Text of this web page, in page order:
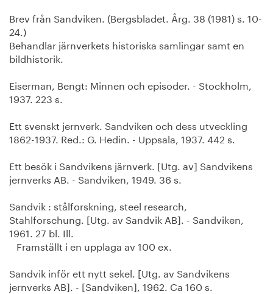
Brev från Sandviken. (Bergsbladet. Årg. 38 (1981) s. 10-
24.)
Behandlar järnverkets historiska samlingar samt en
bildhistorik.
Eiserman, Bengt: Minnen och episoder. - Stockholm,
1937. 223 s.
Ett svenskt jernverk. Sandviken och dess utveckling
1862-1937. Red.: G. Hedin. - Uppsala, 1937. 442 s.
Ett besök i Sandvikens järnverk. [Utg. av] Sandvikens
jernverks AB. - Sandviken, 1949. 36 s.
Sandvik : stålforskning, steel research,
Stahlforschung. [Utg. av Sandvik AB]. - Sandviken,
1961. 27 bl. Ill.
Framställt i en upplaga av 100 ex.
Sandvik inför ett nytt sekel. [Utg. av Sandvikens
jernverks AB]. - [Sandviken], 1962. Ca 160 s.